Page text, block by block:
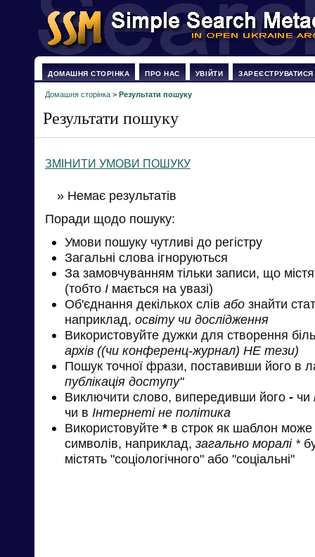
ДОМАШНЯ СТОРІНКА ПРО НАС УВІЙТИ ЗАРЕЄСТРУВАТИСЯ
Домашня сторінка > Результати пошуку
Результати пошуку
ЗМІНИТИ УМОВИ ПОШУКУ
» Немає результатів
Поради щодо пошуку:
Умови пошуку чутливі до регістру
Загальні слова ігноруються
За замовчуванням тільки записи, що
(тобто І мається на увазі)
Об'єднання декількох слів або знайти
наприклад, освіту чи дослідження
Використовуйте дужки для створення
архів ((чи конференц-журнал) НЕ тези)
Пошук точної фрази, поставивши його в
публікація доступу"
Виключити слово, випередивши його - чи
чи в Інтернеті не політика
Використовуйте * в строк як шаблон може
символів, наприклад, загально моралі *
містять "соціологічного" або "соціальні"